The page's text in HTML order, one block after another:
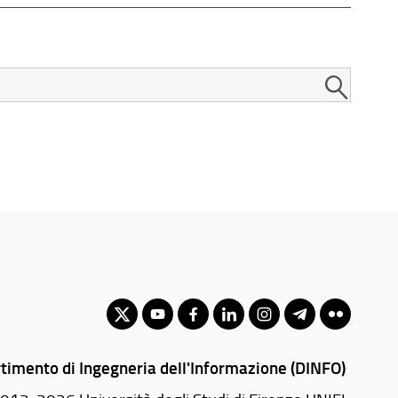
di Ingegneria dell'Informazione (DINFO)